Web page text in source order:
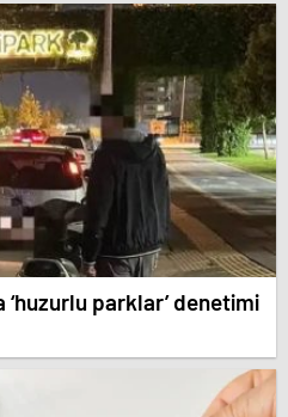
parklar’ denetimi